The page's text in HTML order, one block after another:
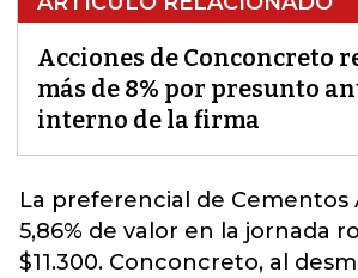
Acciones de Conconcreto
más de 8% por presunto
interno de la firma
La preferencial de Cementos
5,86% de valor en la jornada
$11.300. Conconcreto, al